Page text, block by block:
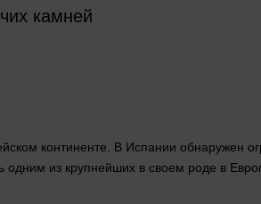
камней
континенте. В Испании обнаружен
одним из крупнейших в своем роде в